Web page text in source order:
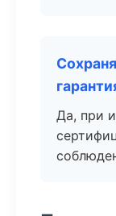
Да, при